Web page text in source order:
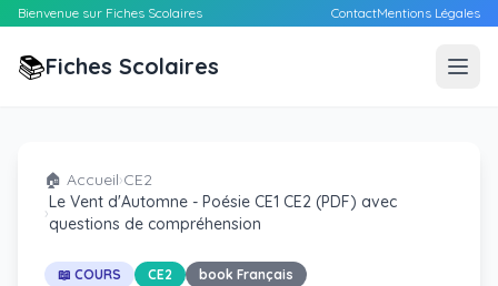
Bienvenue sur Fiches Scolaires ContactMentions Légales
📚Fiches Scolaires
🏠 Accueil›CE2
›
Le Vent d'Automne - Poésie CE1 CE2 (PDF) avec
questions de compréhension
📖 COURS CE2 book Français